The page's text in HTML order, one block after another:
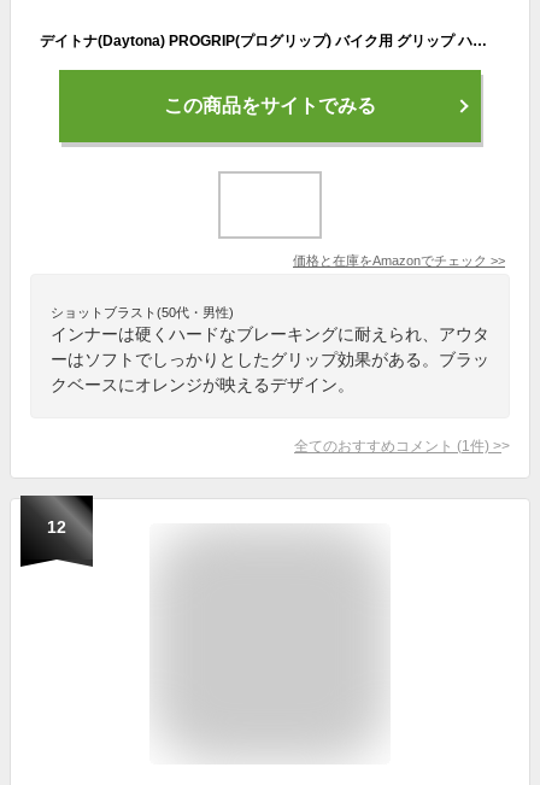
デイトナ(Daytona) PROGRIP(プログリップ) バイク用 グリップ ハンドル径φ22.2用 120mm 耐振ゲル エンド貫通 601タイプ レッド 98024
この商品をサイトでみる
価格と在庫をAmazonでチェック >>
ショットブラスト(50代・男性)
インナーは硬くハードなブレーキングに耐えられ、アウタ
ーはソフトでしっかりとしたグリップ効果がある。ブラッ
クベースにオレンジが映えるデザイン。
全てのおすすめコメント (1 件) >
12